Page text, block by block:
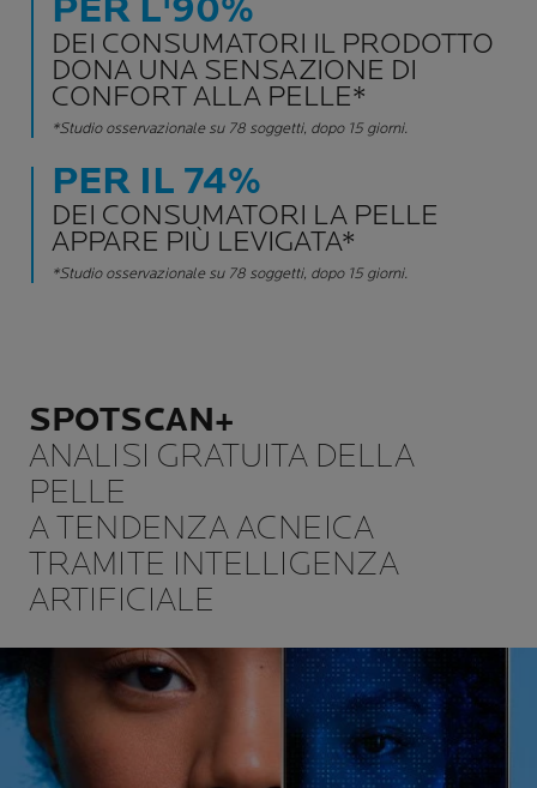
PER L'90%
DEI CONSUMATORI IL PRODOTTO
DONA UNA SENSAZIONE DI
CONFORT ALLA PELLE*
*Studio osservazionale su 78 soggetti, dopo 15 giorni.
PER IL 74%
DEI CONSUMATORI LA PELLE
APPARE PIÙ LEVIGATA*
*Studio osservazionale su 78 soggetti, dopo 15 giorni.
SPOTSCAN+
ANALISI GRATUITA DELLA
PELLE
A TENDENZA ACNEICA
TRAMITE INTELLIGENZA
ARTIFICIALE